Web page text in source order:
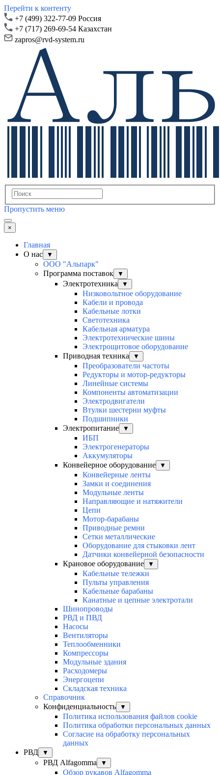
Перейти к контенту
+7 (499) 322-77-09 Россия
+7 (717) 269-69-54 Казахстан
zapros@rvd-system.ru
Пропустить меню
×
Главная
О нас
▼
ООО "Альпарк"
Программа поставок
▼
Электротехника ▼
Низковольтное оборудование
Кабели и провода
Кабельные лотки
Светотехника
Кабельная арматура
Электротехнические шины
Электрощитовое оборудование
Приводная техника
▼
Преобразователи частоты
Редукторы и мотор-редукторы
Линейные системы
Компоненты автоматизации
Электродвигатели
Втулки шестерни муфты
Подшипники
Электропитание
▼
ИБП
Электрогенераторы
Аккумуляторы
Конвейерное оборудование
▼
Конвейерные ленты
Замки и соединения
Модульные ленты
Направляющие и натяжители
Цепи
Мотор-барабаны
Приводные ремни
Сетки металлические
Оборудование для стыковки лент
Датчики конвейерной безопасности
Крановое оборудование
▼
Кабельные тележки
Пульты управления
Кабельные барабаны
Канатные и цепные электротали
Шинопроводы
РВД и ПВД
Насосы
Вентиляторы
Теплообменники
Компрессоры
Модульные здания
Расходомеры
Энергоцепи
Складская техника
Справочник
Конфиденциальность
▼
Политика использования файлов cookie
Политика обработки персональных данных
Согласие на обработку персональных
данных
РВД
▼
РВД Alfagomma ▼
Обзор рукавов Alfagomma